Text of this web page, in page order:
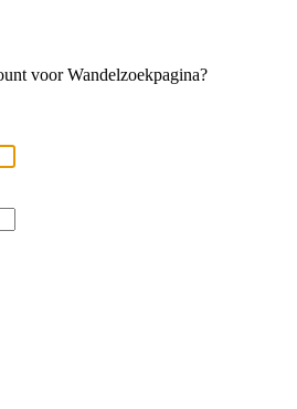
voor Wandelzoekpagina?